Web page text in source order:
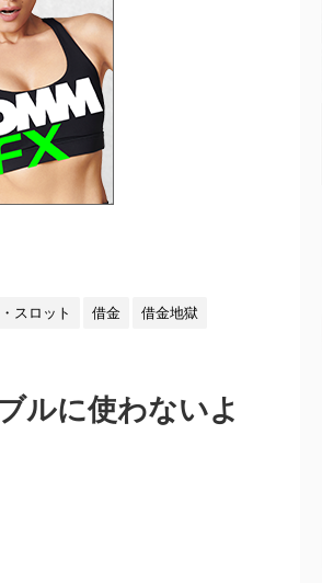
スロット 借金 借金地獄
ルに使わないよ